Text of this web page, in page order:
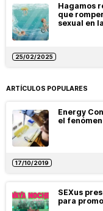
Hagamos
que
sexual en
25/02/2025
ARTÍCULOS POPULARES
Energy
el
17/10/2019
SEXus
para